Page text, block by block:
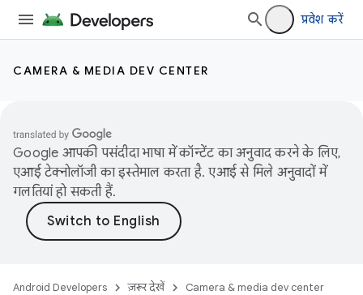
प्रवेश करें
CAMERA & MEDIA DEV CENTER
Google आपकी पसंदीदा भाषा में कॉन्टेंट का अनुवाद करने के लिए,
एआई टेक्नोलॉजी का इस्तेमाल करता है. एआई से मिले अनुवादों में
गलतियां हो सकती हैं.
Android Developers ज़रूर देखें
Camera & media dev center